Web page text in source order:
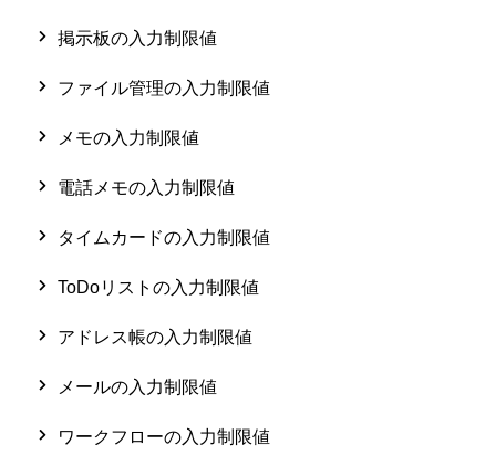
掲示板の入力制限値
ファイル管理の入力制限値
メモの入力制限値
電話メモの入力制限値
タイムカードの入力制限値
ToDoリストの入力制限値
アドレス帳の入力制限値
メールの入力制限値
ワークフローの入力制限値